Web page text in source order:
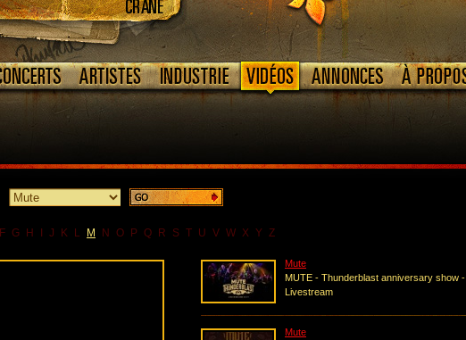
F G H J K L M N O P Q R S T U V W X Y Z
Mute
MUTE - Thunderblast anniversary show -
Livestream
Mute